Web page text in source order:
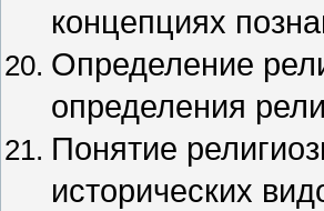
концепциях
Определение
определения
Понятие
исторических